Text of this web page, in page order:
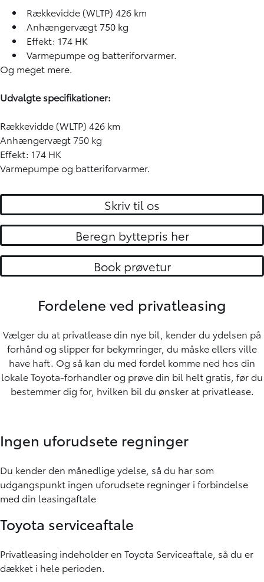
Rækkevidde (WLTP) 426 km
Anhængervægt 750 kg
Effekt: 174 HK
Varmepumpe og batteriforvarmer.
Og meget mere.
Udvalgte specifikationer:
Rækkevidde (WLTP) 426 km
Anhængervægt 750 kg
Effekt: 174 HK
Varmepumpe og batteriforvarmer.
Skriv til os
Beregn byttepris her
Book prøvetur
Fordelene ved privatleasing
Vælger du at privatlease din nye bil, kender du ydelsen på
forhånd og slipper for bekymringer, du måske ellers ville
have haft. Og så kan du med fordel komme ned hos din
lokale Toyota-forhandler og prøve din bil helt gratis, før du
bestemmer dig for, hvilken bil du ønsker at privatlease.
Ingen uforudsete regninger
Du kender den månedlige ydelse, så du har som
udgangspunkt ingen uforudsete regninger i forbindelse
med din leasingaftale
Toyota serviceaftale
Privatleasing indeholder en Toyota Serviceaftale, så du er
dækket i hele perioden.